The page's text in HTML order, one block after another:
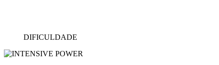
DIFICULDADE